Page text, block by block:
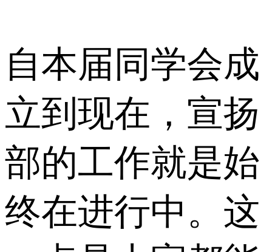
自本届同学会成
立到现在，宣扬
部的工作就是始
终在进行中。这